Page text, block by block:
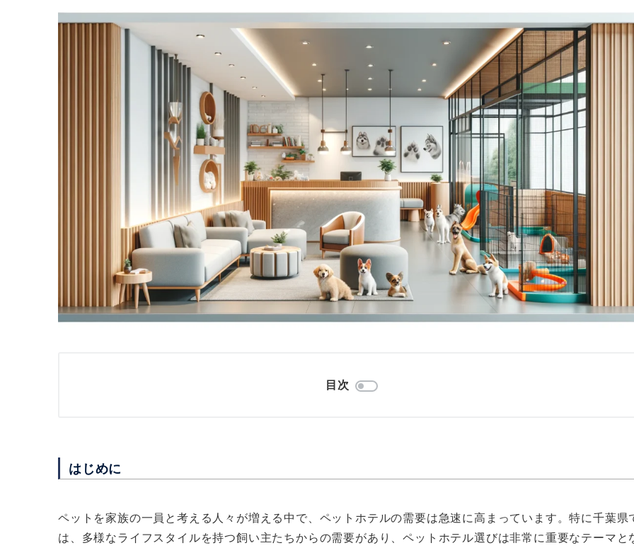
目次
はじめに
ペットを家族の一員と考える人々が増える中で、ペットホテルの需要は急速に高まっています。特に千葉県
は、多様なライフスタイルを持つ飼い主たちからの需要があり、ペットホテル選びは非常に重要なテーマと